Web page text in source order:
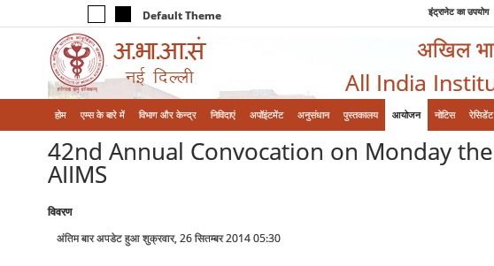
Default Theme इंट्रानेट का उपयोग
अखिल
All India
होम एम्‍स के बारे में विभाग और केन्‍द्र निविदाएं अपॉइंटमेंट अनुसंधान पुस्तकालय आयोजन नोटिस रेसिडेंट
42nd Annual Convocation on Monday
AIIMS
विवरण
अंतिम बार अपडेट हुआ शुक्रवार, 26 सितम्बर 2014 05:30